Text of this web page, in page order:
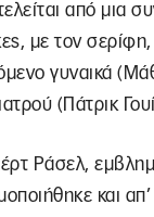
από μια
με τον
γυναικά
(Πάτρικ
Ράσελ,
και